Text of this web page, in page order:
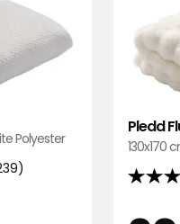
Polyester
Pledd
130x170
4.9